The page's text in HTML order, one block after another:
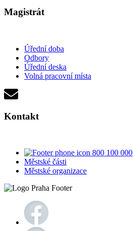
Magistrát
Úřední doba
Odbory
Úřední deska
Volná pracovní místa
Kontakt
800 100 000
Městské části
Městské organizace